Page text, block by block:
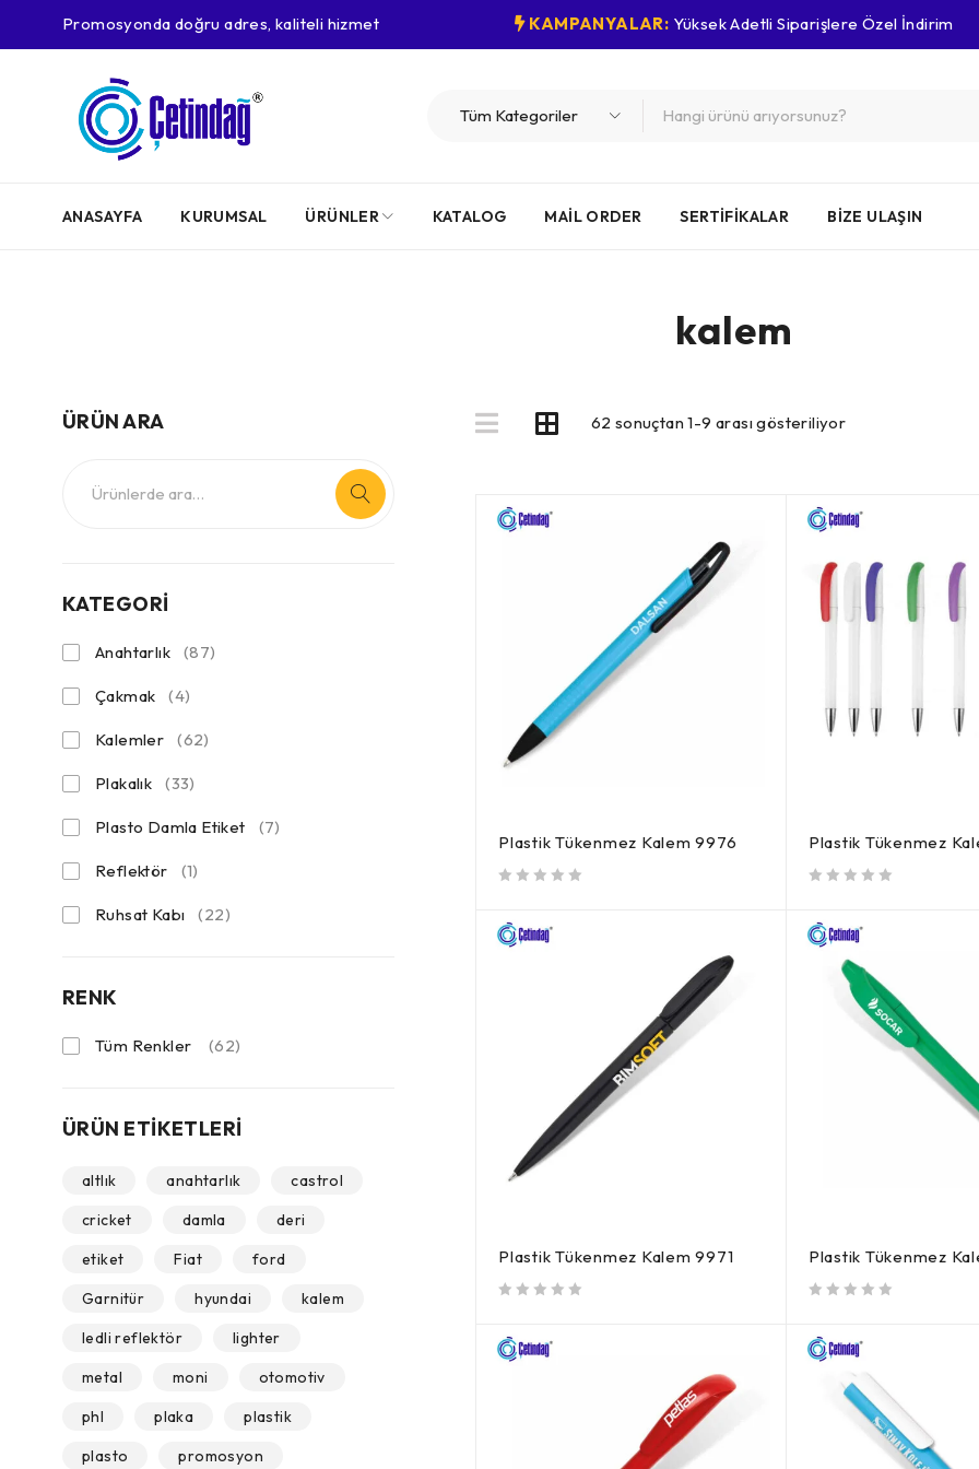
Promosyonda doğru adres, kaliteli hizmet KAMPANYALAR: Yüksek Adetli Siparişlere Özel İndirim
ANASAYFA KURUMSAL ÜRÜNLER KATALOG MAIL ORDER SERTIFIKALAR BIZE ULAŞIN
kalem
ÜRÜN ARA
KATEGORİ
Anahtarlık (87)
Çakmak (4)
Kalemler (62)
Plakalık (33)
Plasto Damla Etiket (7)
Reflektör (1)
Ruhsat Kabı (22)
RENK
Tüm Renkler (62)
ÜRÜN ETIKETLERI
altlık anahtarlık
castrol
cricket
damla
deri
etiket
Fiat
ford
Garnitür
hyundai
kalem
ledli reflektör
lighter
metal
moni
otomotiv
phl
plaka
plastik
plasto
promosyon
62 sonuçtan 1-9 arası gösteriliyor
Plastik Tükenmez Kalem 9976 Plastik Tükenmez
Plastik Tükenmez Kalem 9971 Plastik Tükenmez